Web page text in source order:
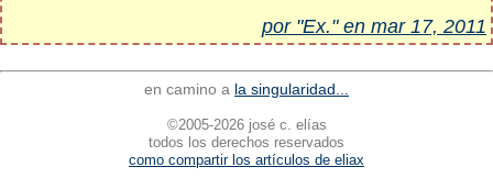
por "Ex." en mar 17, 2011
en camino a la singularidad...
©2005-2026 josé c. elías
todos los derechos reservados
como compartir los artículos de eliax